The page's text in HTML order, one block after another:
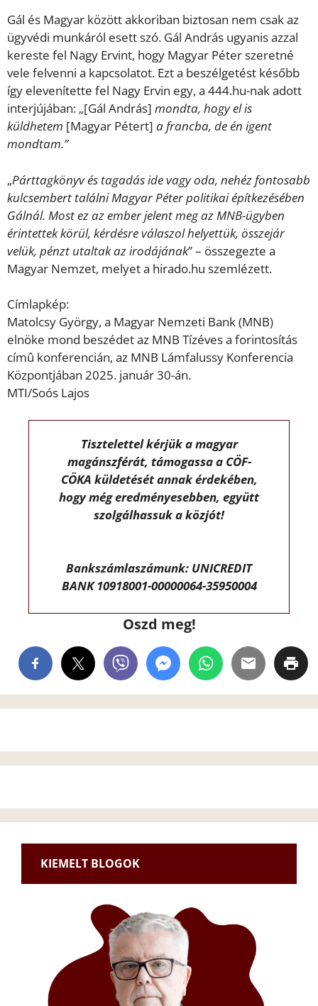
Gál és Magyar között akkoriban biztosan nem csak az
ügyvédi munkáról esett szó. Gál András ugyanis azzal
kereste fel Nagy Ervint, hogy Magyar Péter szeretné
vele felvenni a kapcsolatot. Ezt a beszélgetést később
így elevenítette fel Nagy Ervin egy, a 444.hu-nak adott
interjújában: „[Gál András] mondta, hogy el is
küldhetem [Magyar Pétert] a francba, de én igent
mondtam.”
„Párttagkönyv és tagadás ide vagy oda, nehéz fontosabb
kulcsembert találni Magyar Péter politikai építkezésében
Gálnál. Most ez az ember jelent meg az MNB-ügyben
érintettek körül, kérdésre válaszol helyettük, összejár
velük, pénzt utaltak az irodájának” – összegezte a
Magyar Nemzet, melyet a hirado.hu szemlézett.
Címlapkép:
Matolcsy György, a Magyar Nemzeti Bank (MNB)
elnöke mond beszédet az MNB Tízéves a forintosítás
címû konferencián, az MNB Lámfalussy Konferencia
Központjában 2025. január 30-án.
MTI/Soós Lajos
Tisztelettel kérjük a magyar
magánszférát, támogassa a CÖF-
CÖKA küldetését annak érdekében,
hogy még eredményesebben, együtt
szolgálhassuk a közjót!
Bankszámlaszámunk: UNICREDIT
BANK 10918001-00000064-35950004
Oszd meg!
KIEMELT BLOGOK